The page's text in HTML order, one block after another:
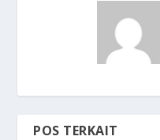
POS TERKAIT